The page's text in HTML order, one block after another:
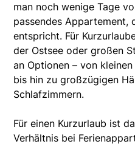
man noch wenige Tage
passendes Appartement,
entspricht. Für
der Ostsee oder großen
an Optionen – von
bis hin zu großzügigen
Schlafzimmern.
Für einen Kurzurlaub ist
Verhältnis bei